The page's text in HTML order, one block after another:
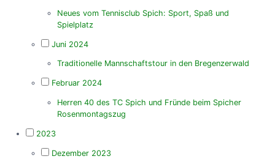
Neues vom Tennisclub Spich: Sport, Spaß und
Spielplatz
Juni 2024
Traditionelle Mannschaftstour in den Bregenzerwald
Februar 2024
Herren 40 des TC Spich und Fründe beim Spicher
Rosenmontagszug
2023
Dezember 2023